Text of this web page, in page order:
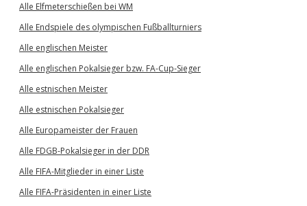
Alle Elfmeterschießen bei WM
Alle Endspiele des olympischen Fußballturniers
Alle englischen Meister
Alle englischen Pokalsieger bzw. FA-Cup-Sieger
Alle estnischen Meister
Alle estnischen Pokalsieger
Alle Europameister der Frauen
Alle FDGB-Pokalsieger in der DDR
Alle FIFA-Mitglieder in einer Liste
Alle FIFA-Präsidenten in einer Liste